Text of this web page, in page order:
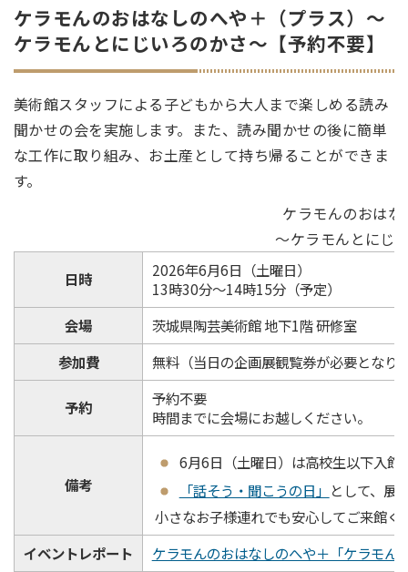
ケラモんのおはなしのへや＋（プラス）～
ケラモんとにじいろのかさ～【予約不要】
美術館スタッフによる子どもから大人まで楽しめる読み
聞かせの会を実施します。また、読み聞かせの後に簡単
な工作に取り組み、お土産として持ち帰ることができま
す。
ケラモんのおは
～ケラモんとにじ
日時
2026年6月6日（土曜日）
13時30分～14時15分（予定）
会場
茨城県陶芸美術館 地下1階 研修室
参加費
無料（当日の企画展観覧券が必要となり
予約
予約不要
時間までに会場にお越しください。
備考
6月6日（土曜日）は高校生以下入館
「話そう・聞こうの日」 として、展
小さなお子様連れでも安心してご来館く
イベントレポート
ケラモんのおはなしのへや＋「ケラモん